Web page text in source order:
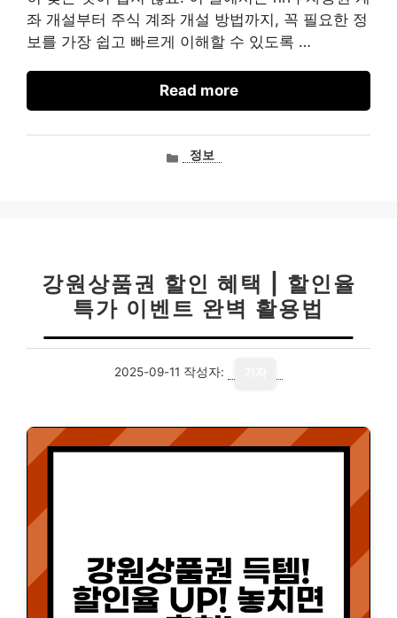
좌 개설부터 주식 계좌 개설 방법까지, 꼭 필요한 정
보를 가장 쉽고 빠르게 이해할 수 있도록 …
Read more
카정보
강원상품권 할인 혜택 | 할인율
특가 이벤트 완벽 활용법
2025-09-11 작성자: